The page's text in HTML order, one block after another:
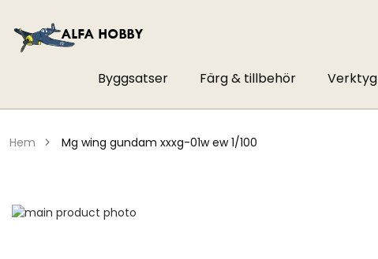
Byggsatser Färg & tillbehör Verktyg
hem mg wing gundam xxxg-01w ew 1/100
Hoppa